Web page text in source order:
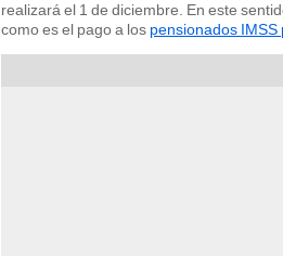
realizará el 1 de diciembre. En este
como es el pago a los pensionados IMSS